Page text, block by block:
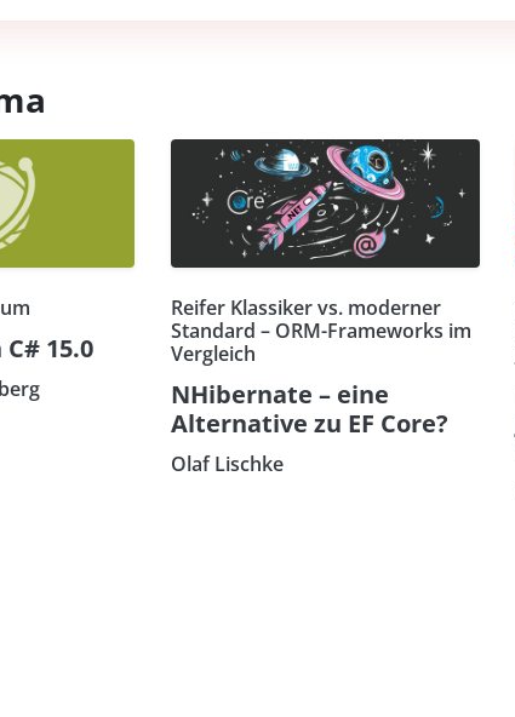
15.0
Reifer Klassiker vs. moderner
Standard – ORM-Frameworks im
Vergleich
NHibernate – eine
Alternative zu EF Core?
Olaf Lischke